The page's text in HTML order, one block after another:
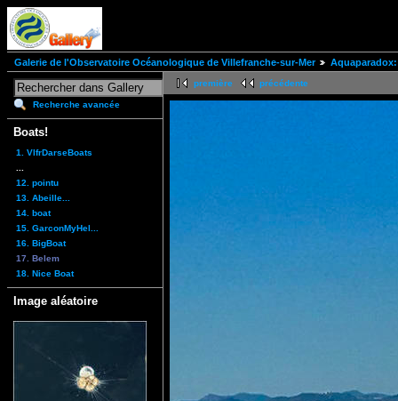
Galerie de l'Observatoire Océanologique de Villefranche-sur-Mer
Recherche avancée
Boats!
1. VlfrDarseBoats
12. pointu
13. Abeille...
14. boat
15. GarconMyHel...
16. BigBoat
17. Belem
18. Nice Boat
Image aléatoire
première précédente